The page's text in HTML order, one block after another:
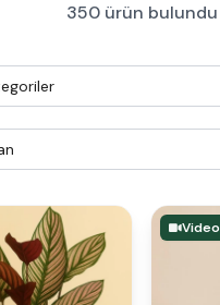
350 ürün bulundu
Video